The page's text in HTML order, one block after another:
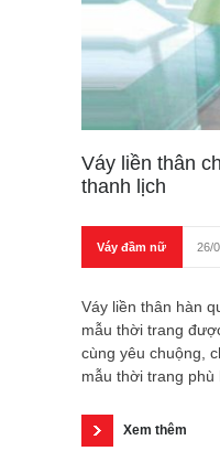
Váy liền thân
thanh lịch
Váy đầm nữ 26/
Váy liền thân hàn
mẫu thời trang
cùng yêu chuộng,
mẫu thời trang phù
Xem thêm